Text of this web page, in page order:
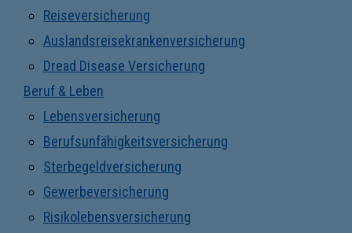
Reiseversicherung
Auslandsreisekrankenversicherung
Dread Disease Versicherung
Beruf & Leben
Lebensversicherung
Berufsunfähigkeitsversicherung
Sterbegeldversicherung
Gewerbeversicherung
Risikolebensversicherung